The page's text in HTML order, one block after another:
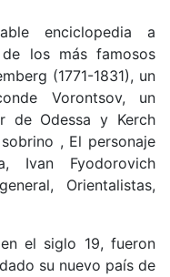
enciclopedia a
los más famosos
(1771-1831), un
Vorontsov, un
de Odessa y Kerch
, El personaje
Ivan Fyodorovich
Orientalistas,
el siglo 19, fueron
su nuevo país de